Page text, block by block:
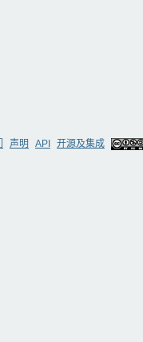
声明 API 开源及集成